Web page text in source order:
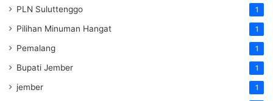
PLN Suluttenggo 1
Pilihan Minuman Hangat 1
Pemalang 1
Bupati Jember 1
jember 1